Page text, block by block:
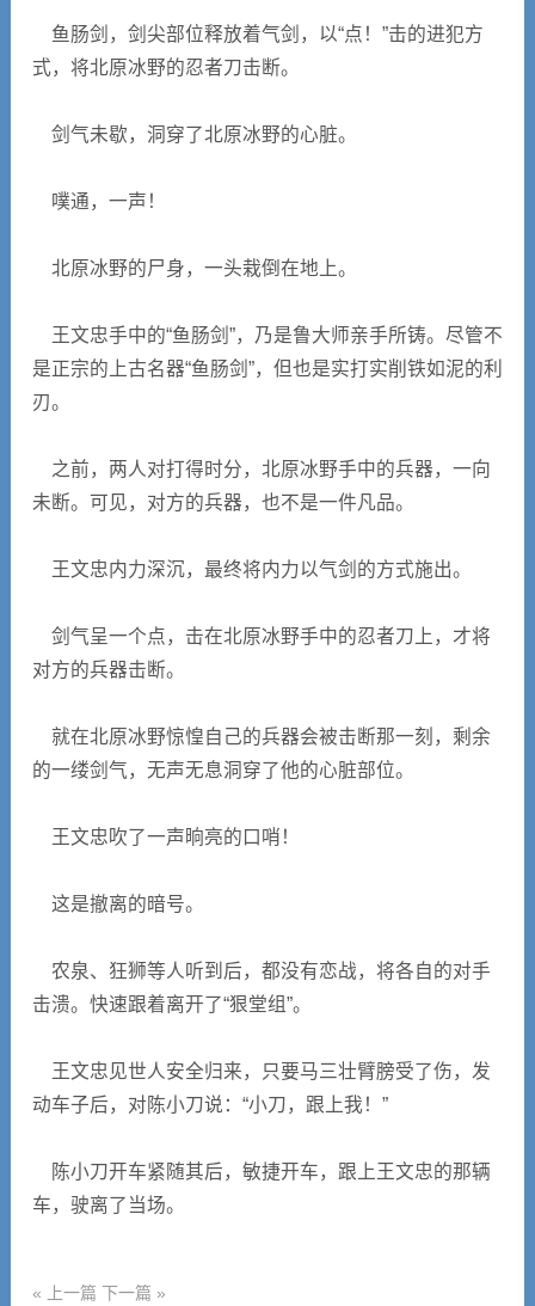
鱼肠剑，剑尖部位释放着气剑，以“点！”击的进犯方
式，将北原冰野的忍者刀击断。
剑气未歇，洞穿了北原冰野的心脏。
噗通，一声！
北原冰野的尸身，一头栽倒在地上。
王文忠手中的“鱼肠剑”，乃是鲁大师亲手所铸。尽管不
是正宗的上古名器“鱼肠剑”，但也是实打实削铁如泥的利
刃。
之前，两人对打得时分，北原冰野手中的兵器，一向
未断。可见，对方的兵器，也不是一件凡品。
王文忠内力深沉，最终将内力以气剑的方式施出。
剑气呈一个点，击在北原冰野手中的忍者刀上，才将
对方的兵器击断。
就在北原冰野惊惶自己的兵器会被击断那一刻，剩余
的一缕剑气，无声无息洞穿了他的心脏部位。
王文忠吹了一声晌亮的口哨！
这是撤离的暗号。
农泉、狂狮等人听到后，都没有恋战，将各自的对手
击溃。快速跟着离开了“狠堂组”。
王文忠见世人安全归来，只要马三壮臂膀受了伤，发
动车子后，对陈小刀说：“小刀，跟上我！”
陈小刀开车紧随其后，敏捷开车，跟上王文忠的那辆
车，驶离了当场。
« 上一篇 下一篇 »